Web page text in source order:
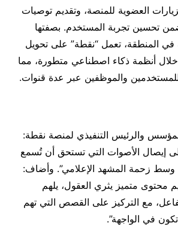
العضوية للمنصة، وتقديم توصيات
تحسين تجربة المستخدم. بصفتها
المنطقة، تعمل “نقطة” على تحويل
أنظمة ذكاء اصطناعي متطورة، مما
والموظفين عبر عدة قنوات.
والرئيس التنفيذي لمنصة نقطة:
إيصال الأصوات التي تستحق أن تُسمع
وسط زحمة المشهد الإعلامي”. وأضاف:
محتوى متميز يثري العقول، يلهم
مع التركيز على القصص التي تهم
في الواجهة”.